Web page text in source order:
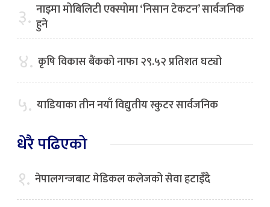
३. नाइमा मोबिलिटी एक्स्पोमा ‘निसान टेकटन’ सार्वजनिक
हुने
४. कृषि विकास बैंकको नाफा २९.५२ प्रतिशत घट्यो
५. याडियाका तीन नयाँ विद्युतीय स्कुटर सार्वजनिक
धेरै पढिएको
१. नेपालगन्जबाट मेडिकल कलेजको सेवा हटाइँदै